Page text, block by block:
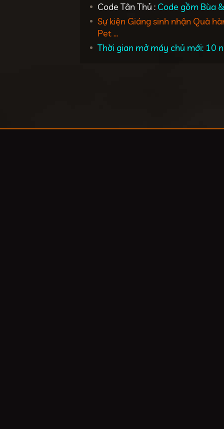
Code Tân Thủ : Code gồm Bùa
Sự kiện Giáng sinh nhận Quà
Pet ...
Thời gian mở máy chủ mới: 10